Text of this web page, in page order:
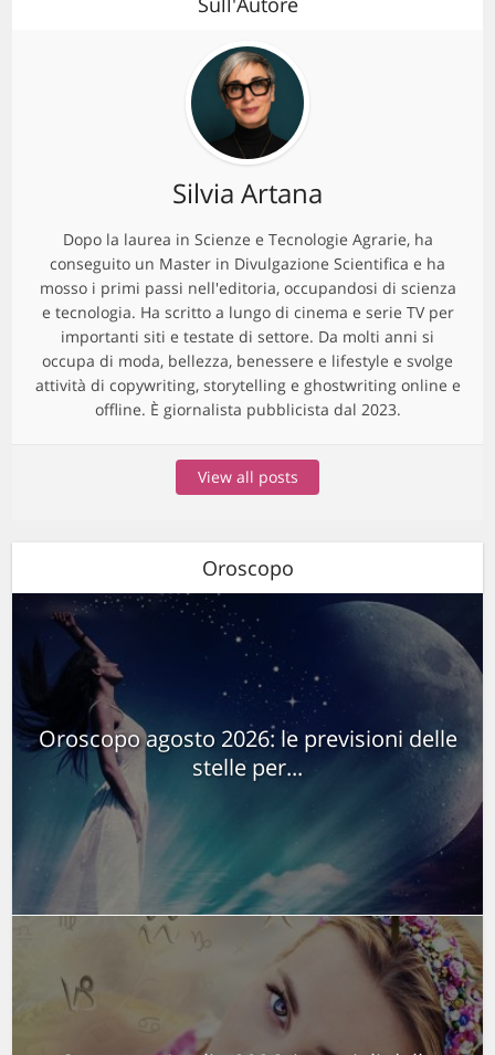
Silvia Artana
Dopo la laurea in Scienze e Tecnologie Agrarie, ha
conseguito un Master in Divulgazione Scientifica e ha
mosso i primi passi nell'editoria, occupandosi di scienza
e tecnologia. Ha scritto a lungo di cinema e serie TV per
importanti siti e testate di settore. Da molti anni si
occupa di moda, bellezza, benessere e lifestyle e svolge
attività di copywriting, storytelling e ghostwriting online e
offline. È giornalista pubblicista dal 2023.
View all posts
Oroscopo
Oroscopo agosto 2026: le previsioni delle
stelle per...